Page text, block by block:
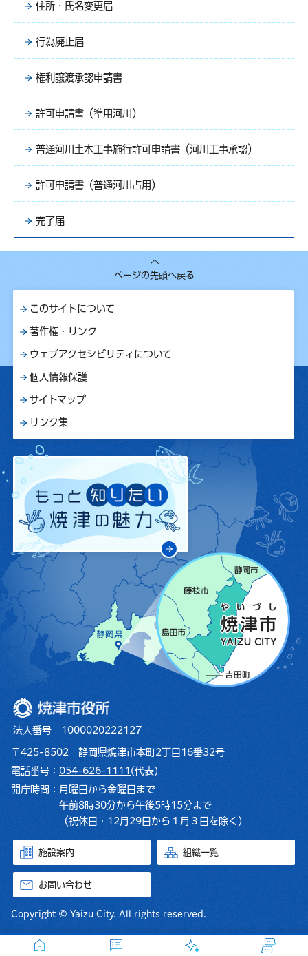
住所・氏名変更届
行為廃止届
権利譲渡承認申請書
許可申請書（準用河川）
普通河川土木工事施行許可申請書（河川工事承認）
許可申請書（普通河川占用）
完了届
ページの先頭へ戻る
このサイトについて
著作権・リンク
ウェブアクセシビリティについて
個人情報保護
サイトマップ
リンク集
焼津市役所
法人番号 1000020222127
〒425-8502 静岡県焼津市本町2丁目16番32号
電話番号： 054-626-1111 (代表)
開庁時間： 月曜日から金曜日まで
午前8時30分から午後5時15分まで
（祝休日・12月29日から１月３日を除く）
施設案内 組織一覧
お問い合わせ
Copyright © Yaizu City. All rights reserved.